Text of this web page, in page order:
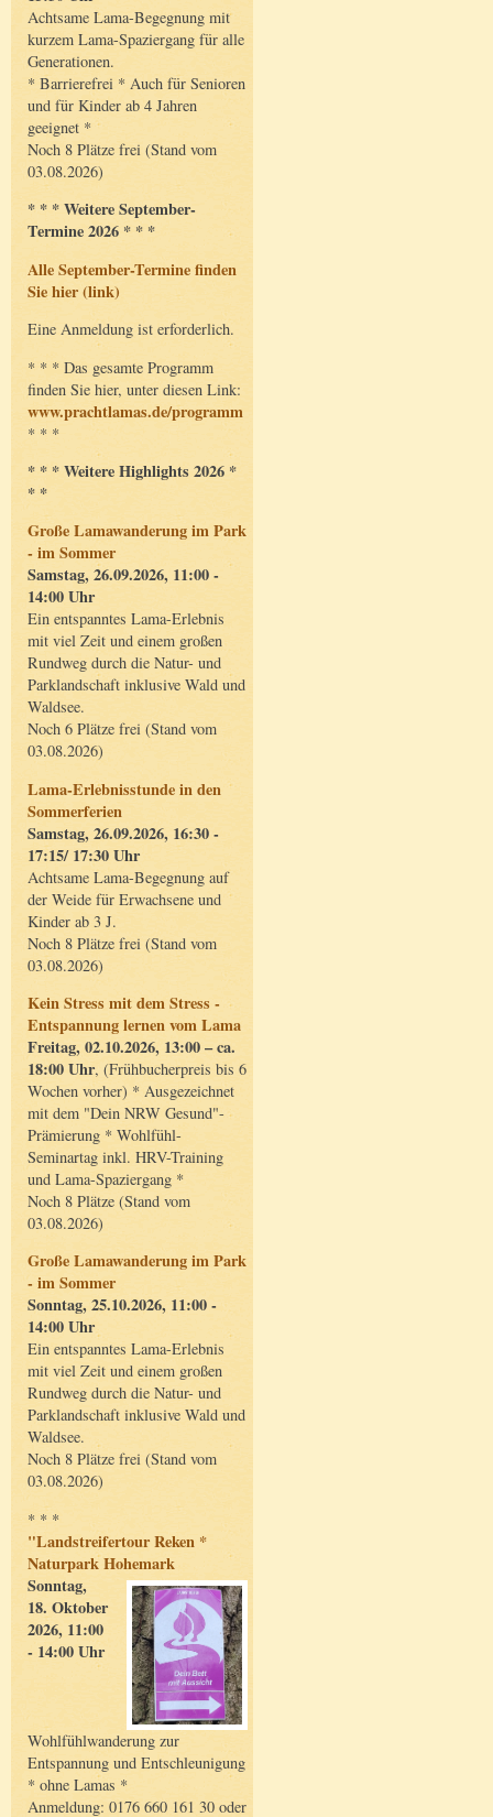
Achtsame Lama-Begegnung mit
kurzem Lama-Spaziergang für alle
Generationen.
* Barrierefrei * Auch für Senioren
und für Kinder ab 4 Jahren
geeignet *
Noch 8 Plätze frei (Stand vom
03.08.2026)
* * * Weitere September-
Termine 2026 * * *
Alle September-Termine finden
Sie hier (link)
Eine Anmeldung ist erforderlich.
* * * Das gesamte Programm
finden Sie hier, unter diesen Link:
www.prachtlamas.de/programm
* * *
* * * Weitere Highlights 2026 *
* *
Große Lamawanderung im Park
- im Sommer
Samstag, 26.09.2026, 11:00 -
14:00 Uhr
Ein entspanntes Lama-Erlebnis
mit viel Zeit und einem großen
Rundweg durch die Natur- und
Parklandschaft inklusive Wald und
Waldsee.
Noch 6 Plätze frei (Stand vom
03.08.2026)
Lama-Erlebnisstunde in den
Sommerferien
Samstag, 26.09.2026, 16:30 -
17:15/ 17:30 Uhr
Achtsame Lama-Begegnung auf
der Weide für Erwachsene und
Kinder ab 3 J.
Noch 8 Plätze frei (Stand vom
03.08.2026)
Kein Stress mit dem Stress -
Entspannung lernen vom Lama
Freitag, 02.10.2026, 13:00 – ca.
18:00 Uhr, (Frühbucherpreis bis 6
Wochen vorher) * Ausgezeichnet
mit dem "Dein NRW Gesund"-
Prämierung * Wohlfühl-
Seminartag inkl. HRV-Training
und Lama-Spaziergang *
Noch 8 Plätze (Stand vom
03.08.2026)
Große Lamawanderung im Park
- im Sommer
Sonntag, 25.10.2026, 11:00 -
14:00 Uhr
Ein entspanntes Lama-Erlebnis
mit viel Zeit und einem großen
Rundweg durch die Natur- und
Parklandschaft inklusive Wald und
Waldsee.
Noch 8 Plätze frei (Stand vom
03.08.2026)
* * *
"Landstreifertour Reken *
Naturpark Hohemark
Sonntag,
18. Oktober
2026, 11:00
- 14:00 Uhr
Wohlfühlwanderung zur
Entspannung und Entschleunigung
* ohne Lamas *
Anmeldung: 0176 660 161 30 oder